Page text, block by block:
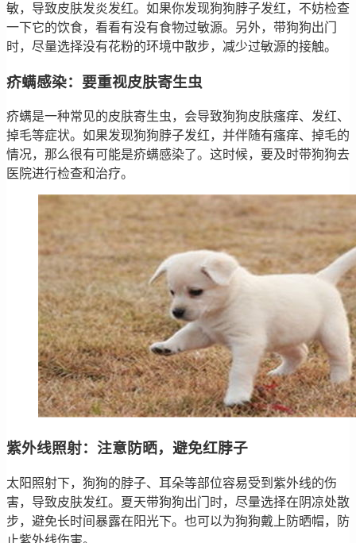
敏，导致皮肤发炎发红。如果你发现狗狗脖子发红，不妨检查
一下它的饮食，看看有没有食物过敏源。另外，带狗狗出门
时，尽量选择没有花粉的环境中散步，减少过敏源的接触。
疥螨感染：要重视皮肤寄生虫
疥螨是一种常见的皮肤寄生虫，会导致狗狗皮肤瘙痒、发红、
掉毛等症状。如果发现狗狗脖子发红，并伴随有瘙痒、掉毛的
情况，那么很有可能是疥螨感染了。这时候，要及时带狗狗去
医院进行检查和治疗。
紫外线照射：注意防晒，避免红脖子
太阳照射下，狗狗的脖子、耳朵等部位容易受到紫外线的伤
害，导致皮肤发红。夏天带狗狗出门时，尽量选择在阴凉处散
步，避免长时间暴露在阳光下。也可以为狗狗戴上防晒帽，防
止紫外线伤害。